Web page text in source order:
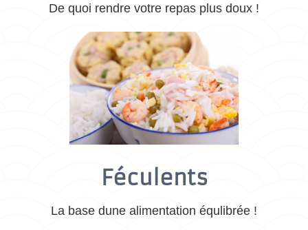
De quoi rendre votre repas plus doux !
Féculents
La base dune alimentation équlibrée !